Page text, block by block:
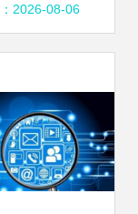
2026-08-06